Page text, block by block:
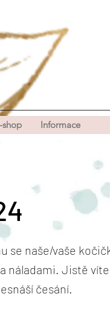
shop Informace
se naše/vaše
náladami. Jistě
česání.